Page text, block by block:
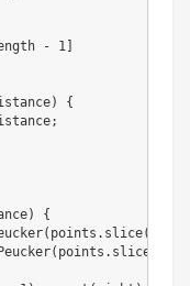
- 1
)
{
;
)
{
( points . slice(
( points . slice